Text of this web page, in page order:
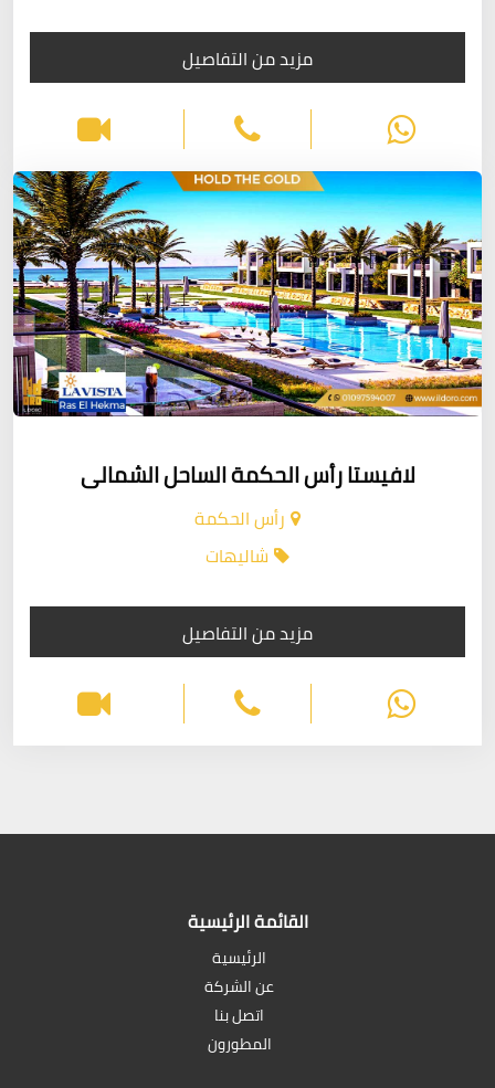
مزيد من التفاصيل
لافيستا رأس الحكمة الساحل الشمالى
رأس الحكمة
شاليهات
مزيد من التفاصيل
القائمة الرئيسية
الرئيسية
عن الشركة
اتصل بنا
المطورون